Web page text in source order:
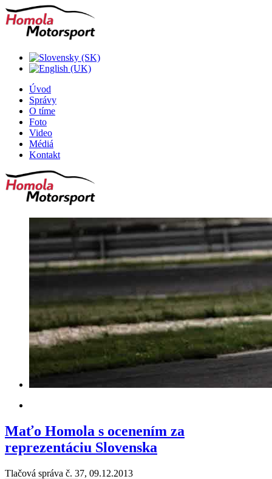
Úvod
Správy
O tíme
Foto
Video
Médiá
Kontakt
Maťo Homola s ocenením za
reprezentáciu Slovenska
Tlačová správa č. 37, 09.12.2013